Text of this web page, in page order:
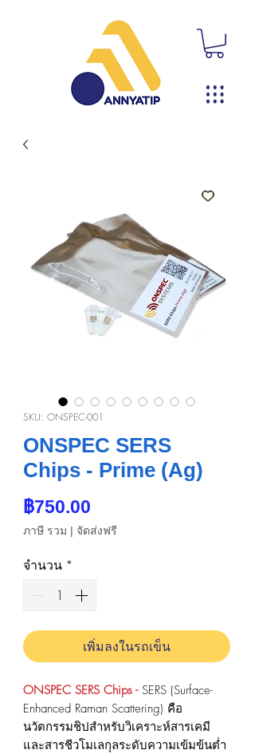
SKU: ONSPEC-001
ONSPEC SERS
Chips - Prime (Ag)
฿750.00
ภาษี รวม | จัดส่งฟรี
จำนวน *
เพิ่มลงในรถเข็น
ONSPEC SERS Chips -SERS (Surface-
Enhanced Raman Scattering) คือ
นวัตกรรมชิปสำหรับวิเคราะห์สารเคมี
และสารชีวโมเลกุลระดับความเข้มข้นต่ำ